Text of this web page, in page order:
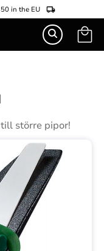
in the EU
Basket
större pipor!